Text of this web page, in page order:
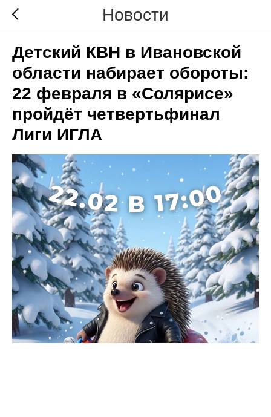
Новости
Детский КВН в Ивановской
области набирает обороты:
22 февраля в «Солярисе»
пройдёт четвертьфинал
Лиги ИГЛА